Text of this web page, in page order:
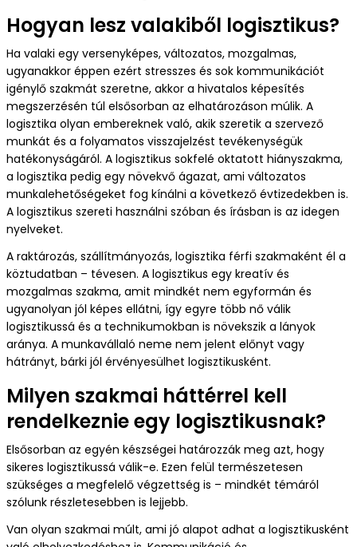
Hogyan lesz valakiből logisztikus?
Ha valaki egy versenyképes, változatos, mozgalmas,
ugyanakkor éppen ezért stresszes és sok kommunikációt
igénylő szakmát szeretne, akkor a hivatalos képesítés
megszerzésén túl elsősorban az elhatározáson múlik. A
logisztika olyan embereknek való, akik szeretik a szervező
munkát és a folyamatos visszajelzést tevékenységük
hatékonyságáról. A logisztikus sokfelé oktatott hiányszakma,
a logisztika pedig egy növekvő ágazat, ami változatos
munkalehetőségeket fog kínálni a következő évtizedekben is.
A logisztikus szereti használni szóban és írásban is az idegen
nyelveket.
A raktározás, szállítmányozás, logisztika férfi szakmaként él a
köztudatban – tévesen. A logisztikus egy kreatív és
mozgalmas szakma, amit mindkét nem egyformán és
ugyanolyan jól képes ellátni, így egyre több nő válik
logisztikussá és a technikumokban is növekszik a lányok
aránya. A munkavállaló neme nem jelent előnyt vagy
hátrányt, bárki jól érvényesülhet logisztikusként.
Milyen szakmai háttérrel kell
rendelkeznie egy logisztikusnak?
Elsősorban az egyén készségei határozzák meg azt, hogy
sikeres logisztikussá válik-e. Ezen felül természetesen
szükséges a megfelelő végzettség is – mindkét témáról
szólunk részletesebben is lejjebb.
Van olyan szakmai múlt, ami jó alapot adhat a logisztikusként